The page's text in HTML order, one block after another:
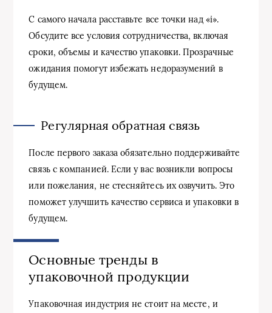
С самого начала расставьте все точки над «i».
Обсудите все условия сотрудничества, включая
сроки, объемы и качество упаковки. Прозрачные
ожидания помогут избежать недоразумений в
будущем.
Регулярная обратная связь
После первого заказа обязательно поддерживайте
связь с компанией. Если у вас возникли вопросы
или пожелания, не стесняйтесь их озвучить. Это
поможет улучшить качество сервиса и упаковки в
будущем.
Основные тренды в
упаковочной продукции
Упаковочная индустрия не стоит на месте, и